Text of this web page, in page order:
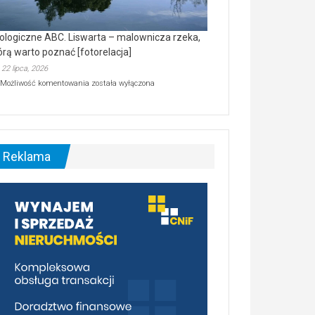
ABC. Liswarta – malownicza rzeka,
warto poznać [fotorelacja]
22 lipca, 2026
Możliwość komentowania Ekologiczne
–
malownicza
[fotorelacja]
została wyłączona
Reklama